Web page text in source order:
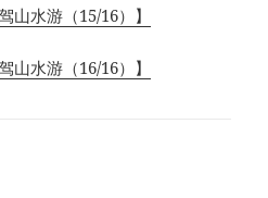
山水游（15/16）】
山水游（16/16）】